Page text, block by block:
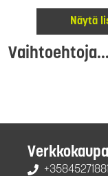
Näytä
Vaihtoehtoja...